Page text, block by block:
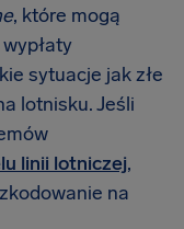
, które mogą
sytuacje jak złe
lotnisku. Jeśli
linii lotniczej,
na